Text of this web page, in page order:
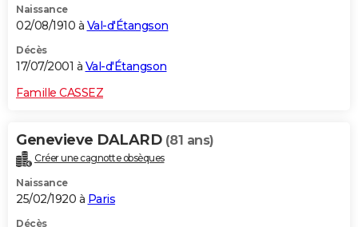
Naissance
02/08/1910 à Val-d'Étangson
Décès
17/07/2001 à Val-d'Étangson
Famille CASSEZ
Genevieve DALARD (81 ans)
Créer une cagnotte obsèques
Naissance
25/02/1920 à Paris
Décès